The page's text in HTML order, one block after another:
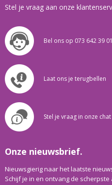
Stel je vraag aan onze
Bel ons op 073 642 39 01
Laat ons je terugbellen
Stel je vraag in onze chat
Onze nieuwsbrief.
Nieuwsgierig naar het laatste
Schijf je in en ontvang de